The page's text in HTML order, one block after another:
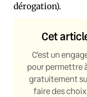
dérogation).
Cet
C’est un
pour permettre
gratuitement
faire des